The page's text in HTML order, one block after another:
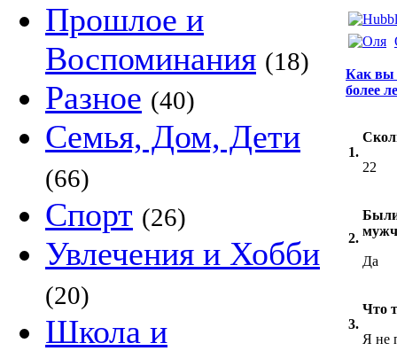
Прошлое и
Воспоминания (18)
Разное (40)
Семья, Дом, Дети
(66)
Спорт (26)
Увлечения и Хобби
(20)
Школа и
Как вы
более
1.
22
2.
Были
Да
3.
Что
Я не